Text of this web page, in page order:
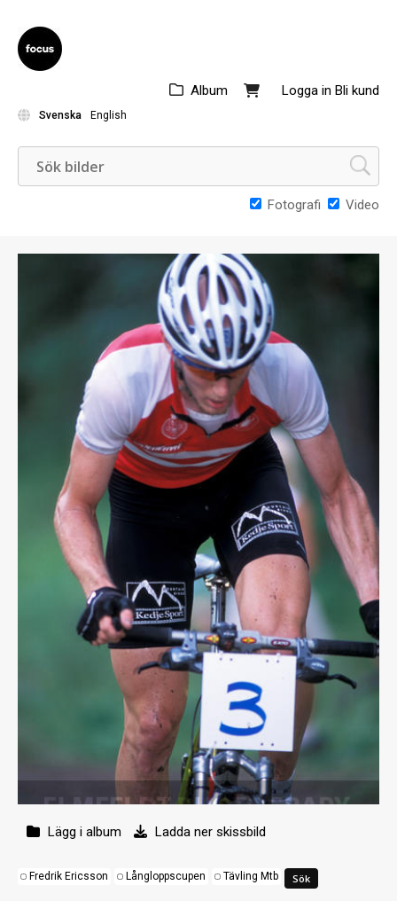
Logga in Bli kund
Album
Svenska English
Fotografi Video
Lägg i album Ladda ner skissbild
Fredrik Ericsson Långloppscupen Tävling Mtb